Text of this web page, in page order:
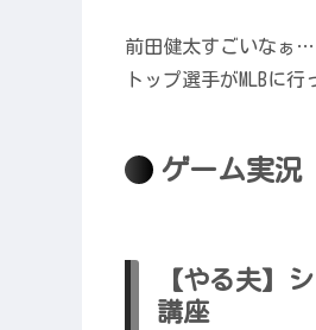
前田健太すごいなぁ…
トップ選手がMLBに
ゲーム実況
【やる夫】
講座